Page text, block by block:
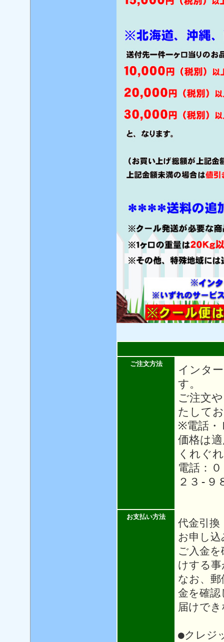
ご注文方法
インタ
す。
ご注文
たして
※電話・
価格は
くれぐ
電話：
２３-９
お支払い方法
代金引
お申し
ご入金
けする
なお、
金を確
届けで
●クレジ